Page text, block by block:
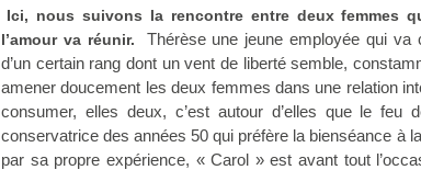
Ici, nous suivons la rencontre entre deux femmes
l’amour va réunir.
Thérèse une jeune employée qui
d’un certain rang dont un vent de liberté semble,
amener doucement les deux femmes dans une relation
consumer, elles deux, c’est autour d’elles que le feu
conservatrice des années 50 qui préfère la bienséance à
par sa propre expérience, « Carol » est avant tout